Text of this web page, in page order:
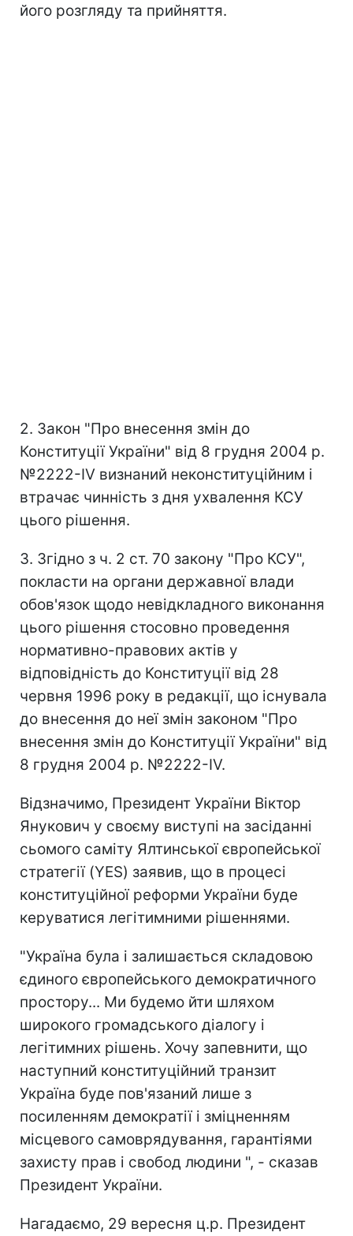
його розгляду та прийняття.
2. Закон "Про внесення змін до
Конституції України" від 8 грудня 2004 р.
№2222-IV визнаний неконституційним і
втрачає чинність з дня ухвалення КСУ
цього рішення.
3. Згідно з ч. 2 ст. 70 закону "Про КСУ",
покласти на органи державної влади
обов'язок щодо невідкладного виконання
цього рішення стосовно проведення
нормативно-правових актів у
відповідність до Конституції від 28
червня 1996 року в редакції, що існувала
до внесення до неї змін законом "Про
внесення змін до Конституції України" від
8 грудня 2004 р. №2222-IV.
Відзначимо, Президент України Віктор
Янукович у своєму виступі на засіданні
сьомого саміту Ялтинської європейської
стратегії (YES) заявив, що в процесі
конституційної реформи України буде
керуватися легітимними рішеннями.
"Україна була і залишається складовою
єдиного європейського демократичного
простору... Ми будемо йти шляхом
широкого громадського діалогу і
легітимних рішень. Хочу запевнити, що
наступний конституційний транзит
Україна буде пов'язаний лише з
посиленням демократії і зміцненням
місцевого самоврядування, гарантіями
захисту прав і свобод людини ", - сказав
Президент України.
Нагадаємо, 29 вересня ц.р. Президент